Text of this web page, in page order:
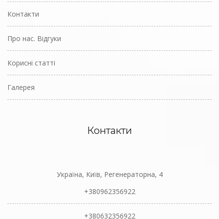
Контакти
Про нас. Відгуки
Корисні статті
Галерея
Контакти
Україна, Київ, Регенераторна, 4
+380962356922
+380632356922